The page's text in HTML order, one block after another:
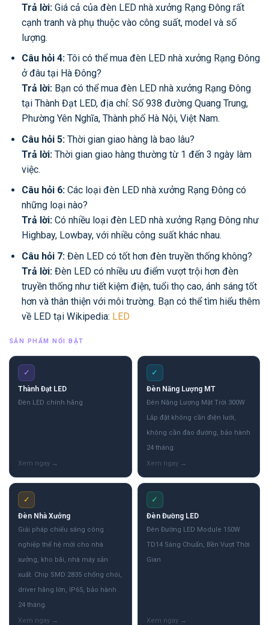
Trả lời:Giá cả của đèn LED nhà xưởng Rạng Đông rất
cạnh tranh và phụ thuộc vào công suất, model và số
lượng.
Câu hỏi 4:Tôi có thể mua đèn LED nhà xưởng Rạng Đông
ở đâu tại Hà Đông?
Trả lời:Bạn có thể mua đèn LED nhà xưởng Rạng Đông
tại Thành Đạt LED, địa chỉ: Số 938 đường Quang Trung,
Phường Yên Nghĩa, Thành phố Hà Nội, Việt Nam.
Câu hỏi 5:Thời gian giao hàng là bao lâu?
Trả lời:Thời gian giao hàng thường từ 1 đến 3 ngày làm
việc.
Câu hỏi 6:Các loại đèn LED nhà xưởng Rạng Đông có
những loại nào?
Trả lời:Có nhiều loại đèn LED nhà xưởng Rạng Đông như
Highbay, Lowbay, với nhiều công suất khác nhau.
Câu hỏi 7:Đèn LED có tốt hơn đèn truyền thống không?
Trả lời:Đèn LED có nhiều ưu điểm vượt trội hơn đèn
truyền thống như tiết kiệm điện, tuổi thọ cao, ánh sáng tốt
hơn và thân thiện với môi trường. Bạn có thể tìm hiểu thêm
về LED tại Wikipedia: LED
SẢN PHẨM NỔI BẬT
✓
Thành Đạt LED
Đèn LED chính hãng
✓
Đèn Năng Lượng MT
Đèn Năng Lượng Mặt Trời 300W
Lắp đặt không cần điện lưới,
không cần đào đường, bảo hành
24 tháng.
✓
Đèn Nhà Xưởng
Giải pháp chiếu sáng công
nghiệp thế hệ mới cho nhà
xưởng, kho bãi, nhà máy sản
xuất. Chip SMD 2835 chống chói,
driver hãng lớn, IP65, bảo hành
24 tháng.
✓
Đèn Đường LED
Đèn Đường LED Module 150W
TD14 Sáng Chuẩn, Bền Vượt Thời
Gian